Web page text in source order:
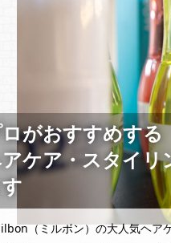
がおすすめする
ケア・スタイリ
（ミルボン）の大人気ヘア